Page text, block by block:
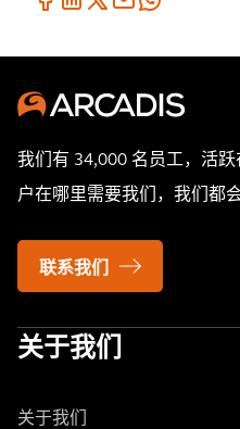
我们有 34,000 名员工，活
户在哪里需要我们，我们都
联系我们
关于我们
关于我们